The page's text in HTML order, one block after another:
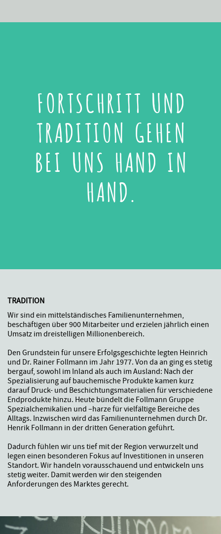
FORTSCHRITT UND
TRADITION GEHEN
BEI UNS HAND IN
HAND.
TRADITION
Wir sind ein mittelständisches Familienunternehmen,
beschäftigen über 900 Mitarbeiter und erzielen jährlich einen
Umsatz im dreistelligen Millionenbereich.
Den Grundstein für unsere Erfolgsgeschichte legten Heinrich
und Dr. Rainer Follmann im Jahr 1977. Von da an ging es stetig
bergauf, sowohl im Inland als auch im Ausland: Nach der
Spezialisierung auf bauchemische Produkte kamen kurz
darauf Druck- und Beschichtungsmaterialien für verschiedene
Endprodukte hinzu. Heute bündelt die Follmann Gruppe
Spezialchemikalien und –harze für vielfältige Bereiche des
Alltags. Inzwischen wird das Familienunternehmen durch Dr.
Henrik Follmann in der dritten Generation geführt.
Dadurch fühlen wir uns tief mit der Region verwurzelt und
legen einen besonderen Fokus auf Investitionen in unseren
Standort. Wir handeln vorausschauend und entwickeln uns
stetig weiter. Damit werden wir den steigenden
Anforderungen des Marktes gerecht.